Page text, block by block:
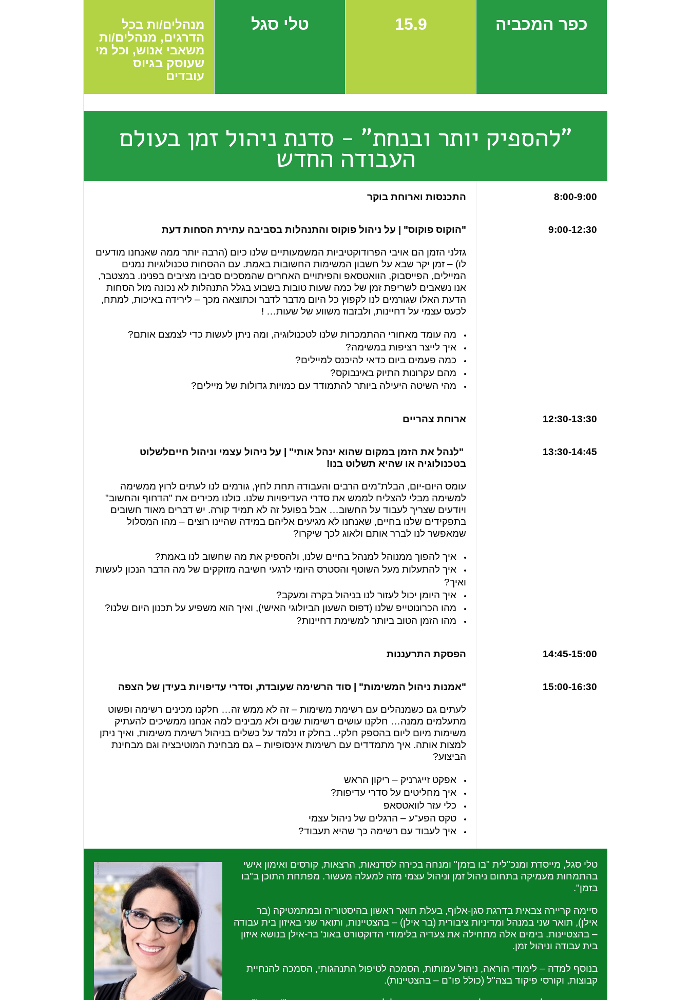
מנהלים/ות בכל
הדרגים, מנהלים/ות
משאבי אנוש, וכל מי
שעוסק בגיוס
עובדים
טלי סגל
15.9
כפר המכביה
"להספיק יותר ובנחת" - סדנת ניהול זמן בעולם
העבודה החדש
התכנסות וארוחת בוקר 8:00-9:00
"הוקוס פוקוס" | על ניהול פוקוס והתנהלות בסביבה עתירת הסחות דעת
גזלני הזמן הם אויבי הפרודוקטיביות המשמעותיים שלנו כיום (הרבה יותר ממה שאנחנו מודעים
לו) – זמן יקר שבא על חשבון המשימות החשובות באמת. עם ההסחות טכנולוגיות נמנים
המיילים, הפייסבוק, הוואטסאפ והפיתויים האחרים שהמסכים סביבו מציבים בפנינו. במצטבר,
אנו נשאבים לשריפת זמן של כמה שעות טובות בשבוע בגלל התנהלות לא נכונה מול הסחות
הדעת האלו שגורמים לנו לקפוץ כל היום מדבר לדבר וכתוצאה מכך – לירידה באיכות, למתח,
לכעס עצמי על דחיינות, ולבזבוז משווע של שעות… !
מה עומד מאחורי ההתמכרות שלנו לטכנולוגיה, ומה ניתן לעשות כדי לצמצם אותם?
איך לייצר רציפות במשימה?
כמה פעמים ביום כדאי להיכנס למיילים?
מהם עקרונות התיוק באינבוקס?
מהי השיטה היעילה ביותר להתמודד עם כמויות גדולות של מיילים?
9:00-12:30
ארוחת צהריים 12:30-13:30
"לנהל את הזמן במקום שהוא ינהל אותי" | על ניהול עצמי וניהול חייםלשלוט
בטכנולוגיה או שהיא תשלוט בנו!
עומס היום-יום, הבלת"מים הרבים והעבודה תחת לחץ, גורמים לנו לעתים לרוץ ממשימה
למשימה מבלי להצליח לממש את סדרי העדיפויות שלנו. כולנו מכירים את "הדחוף והחשוב"
ויודעים שצריך לעבוד על החשוב… אבל בפועל זה לא תמיד קורה. יש דברים מאוד חשובים
בתפקידים שלנו בחיים, שאנחנו לא מגיעים אליהם במידה שהיינו רוצים – מהו המסלול
שמאפשר לנו לברר אותם ולאוג לכך שיקרו?
איך להפוך ממנוהל למנהל בחיים שלנו, ולהספיק את מה שחשוב לנו באמת?
איך להתעלות מעל השוטף והסטרס היומי לרגעי חשיבה מזוקקים של מה הדבר הנכון לעשות
ואיך?
איך היומן יכול לעזור לנו בניהול בקרה ומעקב?
מהו הכרונוטייפ שלנו (דפוס השעון הביולוגי האישי), ואיך הוא משפיע על תכנון היום שלנו?
מהו הזמן הטוב ביותר למשימת דחיינות?
13:30-14:45
הפסקת התרעננות 14:45-15:00
"אמנות ניהול המשימות" | סוד הרשימה שעובדת, וסדרי עדיפויות בעידן של הצפה
לעתים גם כשמנהלים עם רשימת משימות – זה לא ממש זה… חלקנו מכינים רשימה ופשוט
מתעלמים ממנה… חלקנו עושים רשימות שנים ולא מבינים למה אנחנו ממשיכים להעתיק
משימות מיום ליום בהספק חלקי.. בחלק זו נלמד על כשלים בניהול רשימת משימות, ואיך ניתן
למצות אותה. איך מתמדדים עם רשימות אינסופיות – גם מבחינת המוטיבציה וגם מבחינת
הביצוע?
אפקט זייגרניק – ריקון הראש
איך מחליטים על סדרי עדיפות?
כלי עזר לוואטסאפ
טקס הפע"ע – הרגלים של ניהול עצמי
איך לעבוד עם רשימה כך שהיא תעבוד?
15:00-16:30
טלי סגל, מייסדת ומנכ"לית "בו בזמן" ומנחה בכירה לסדנאות, הרצאות, קורסים ואימון אישי
בהתמחות מעמיקה בתחום ניהול זמן וניהול עצמי מזה למעלה מעשור. מפתחת התוכן ב"בו
בזמן".
סיימה קריירה צבאית בדרגת סגן-אלוף, בעלת תואר ראשון בהיסטוריה ובמתמטיקה (בר
אילן), תואר שני במנהל ומדיניות ציבורית (בר אילן) – בהצטיינות, ותואר שני באיזון בית עבודה
– בהצטיינות. בימים אלה מתחילה את צעדיה בלימודי הדוקטורט באונ' בר-אילן בנושא איזון
בית עבודה וניהול זמן.
בנוסף למדה – לימודי הוראה, ניהול עמותות, הסמכה לטיפול התנהגותי, הסמכה להנחיית
קבוצות, וקורסי פיקוד בצה"ל (כולל פו"ם – בהצטיינות).